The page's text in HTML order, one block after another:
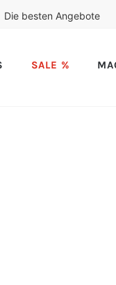
Die besten Angebote
SALE %